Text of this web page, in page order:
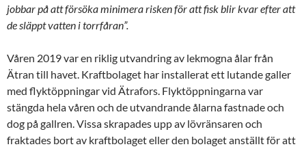
jobbar på att försöka minimera risken för att fisk blir kvar efter att
de släppt vatten i torrfåran”.
Våren 2019 var en riklig utvandring av lekmogna ålar från
Ätran till havet. Kraftbolaget har installerat ett lutande galler
med flyktöppningar vid Ätrafors. Flyktöppningarna var
stängda hela våren och de utvandrande ålarna fastnade och
dog på gallren. Vissa skrapades upp av lövränsaren och
fraktades bort av kraftbolaget eller den bolaget anställt för att